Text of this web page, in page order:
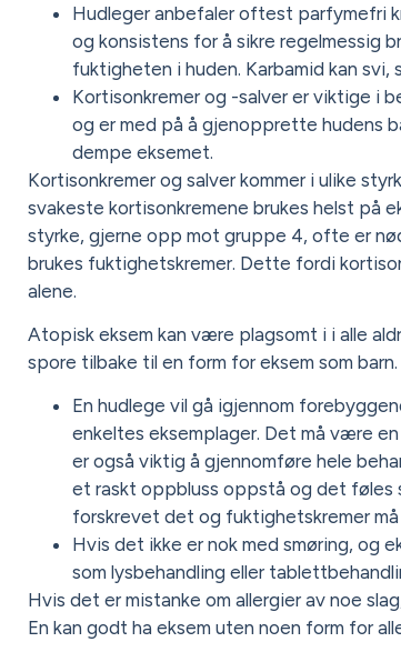
Hudleger anbefaler oftest parfymefri
og konsistens for å sikre regelmessig
fuktigheten i huden. Karbamid kan svi,
Kortisonkremer og -salver er viktige i
og er med på å gjenopprette hudens
dempe eksemet.
Kortisonkremer og salver kommer i ulike
svakeste kortisonkremene brukes helst på
styrke, gjerne opp mot gruppe 4, ofte er
brukes fuktighetskremer. Dette fordi
alene.
Atopisk eksem kan være plagsomt i i alle
spore tilbake til en form for eksem som barn.
En hudlege vil gå igjennom
enkeltes eksemplager. Det må være
er også viktig å gjennomføre hele
et raskt oppbluss oppstå og det føles
forskrevet det og fuktighetskremer må
Hvis det ikke er nok med smøring, og
som lysbehandling eller
Hvis det er mistanke om allergier av noe
En kan godt ha eksem uten noen form for